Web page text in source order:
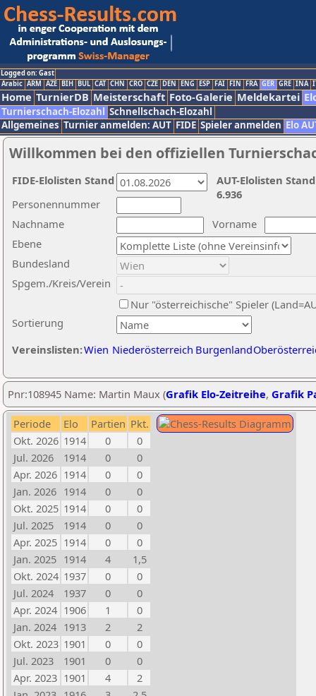
Logged on: Gast
Arabic ARM AZE BIH BUL CAT CHN CRO CZE DEN ENG ESP FAI FIN FRA GER GRE INA
Home TurnierDB Meisterschaft Foto-Galerie Meldekartei
Turnierschach-Elozahl Schnellschach-Elozahl
Allgemeines Turnier anmelden: AUT FIDE Spieler anmelden Elo
Willkommen bei den offiziellen
Nachname
Vorname
Ebene
Sortierung
Personennummer
Bundesland
Spgem./Kreis/Verein
Nur "österreichische" Spieler
Vereinslisten:Wien Niederösterreich Burgenland
AUT-Elolisten
6.936
FIDE-Elolisten Stand
Pnr:108945 Name: Martin Maux (Grafik Elo-Zeitreihe, Grafik
Periode Elo Partien Pkt.
Okt. 2026 1914 0
0
Jul. 2026
1914 0
0
Apr. 2026 1914 0
0
Jan. 2026 1914 0
0
Okt. 2025 1914 0
0
Jul. 2025
1914 0
0
Apr. 2025 1914 0
0
Jan. 2025 1914 4
1,5
Okt. 2024 1937 0
0
Jul. 2024
1937 0
0
Apr. 2024 1906 1
0
Jan. 2024 1913 2
2
Okt. 2023 1901 0
0
Jul. 2023
1901 0
0
Apr. 2023 1901 4
2